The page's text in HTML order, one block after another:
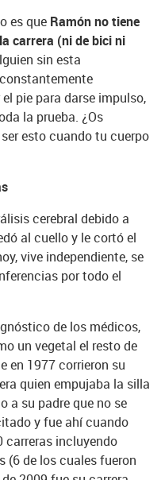
es que Ramón no tiene
carrera (ni de bici ni
sin esta
pie para darse impulso,
la prueba. ¿Os
esto cuando tu cuerpo
cerebral debido a
al cuello y le cortó el
vive independiente, se
por todo el
de los médicos,
un vegetal el resto de
en 1977 corrieron su
quien empujaba la silla
a su padre que no se
y fue ahí cuando
carreras incluyendo
(6 de los cuales fueron